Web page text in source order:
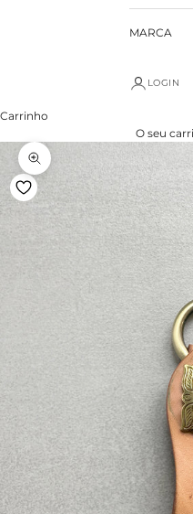
MARCA
LOGIN
Carrinho
O seu
Zoom na imagem